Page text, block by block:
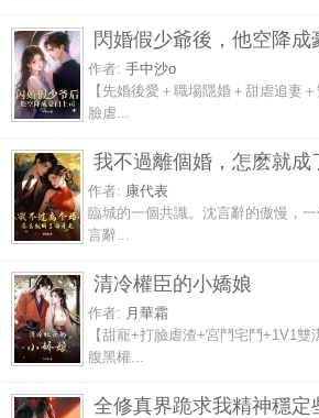
閃婚假少爺後，他空降成
作者: 手中沙o
【先婚後愛＋職場隱婚＋甜虐追妻
臉虐...
我不過離個婚，怎麽就成
作者: 康代表
臨城的一個共識。沈言辭的傲慢，
言辭...
清冷權臣的小嬌娘
作者: 月華霜
【甜寵+打臉虐渣+宮鬥宅鬥+1V1
腹黑權...
全修真界跪求我精神穩定